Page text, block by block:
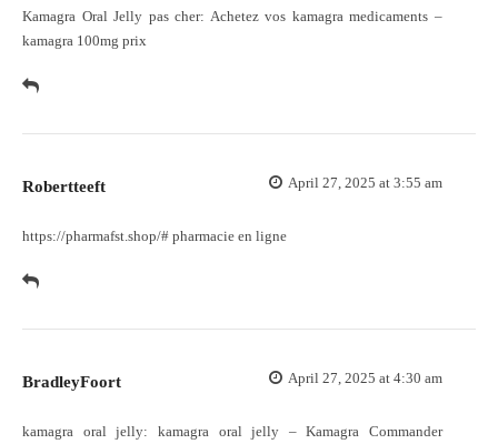
Kamagra Oral Jelly pas cher: Achetez vos kamagra medicaments –
kamagra 100mg prix
Robertteeft April 27, 2025 at 3:55 am
https://pharmafst.shop/# pharmacie en ligne
BradleyFoort April 27, 2025 at 4:30 am
kamagra oral jelly: kamagra oral jelly – Kamagra Commander